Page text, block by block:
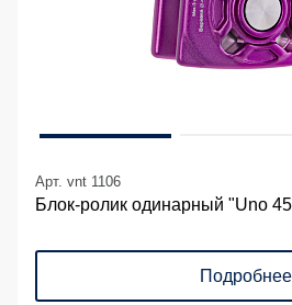
Арт. vnt 1106
Блок-ролик одинарный "Uno
Подробнее